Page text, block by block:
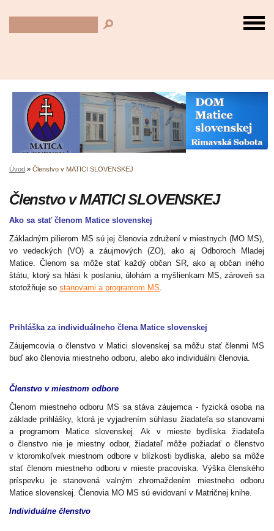
Úvod » Členstvo v MATICI SLOVENSKEJ
Členstvo v MATICI SLOVENSKEJ
Ako sa stať členom Matice slovenskej
Základným pilierom MS sú jej členovia združení v miestnych (MO MS),
vo vedeckých (VO) a záujmových (ZO), ako aj Odboroch Mladej
Matice. Členom sa môže stať každý občan SR, ako aj občan iného
štátu, ktorý sa hlási k poslaniu, úlohám a myšlienkam MS, zároveň sa
stotožňuje so stanovami a programom MS.
Prihláška za individuálneho člena Matice slovenskej
Záujemcovia o členstvo v Matici slovenskej sa môžu stať členmi MS
buď ako členovia miestneho odboru, alebo ako individuálni členovia.
Členstvo v miestnom odbore
Členom miestneho odboru MS sa stáva záujemca - fyzická osoba na
základe prihlášky, ktorá je vyjadrením súhlasu žiadateľa so stanovami
a programom Matice slovenskej. Ak v mieste bydliska žiadateľa
o členstvo nie je miestny odbor, žiadateľ môže požiadať o členstvo
v ktoromkoľvek miestnom odbore v blízkosti bydliska, alebo sa môže
stať členom miestneho odboru v mieste pracoviska. Výška členského
príspevku je stanovená valným zhromaždením miestneho odboru
Matice slovenskej. Členovia MO MS sú evidovaní v Matričnej knihe.
Individuálne členstvo